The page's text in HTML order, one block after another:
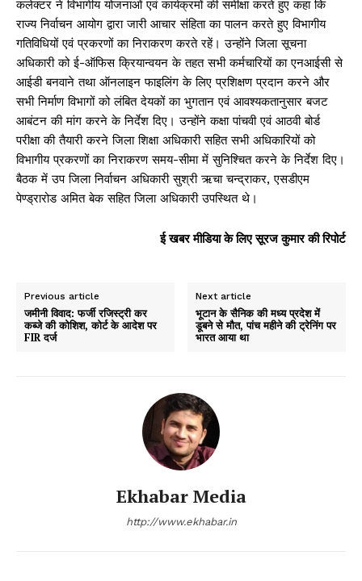
कलेक्टर ने विभागीय योजनाओं एवं कार्यक्रमों की समीक्षा करते हुए कहा कि
राज्य निर्वाचन आयोग द्वारा जारी आचार संहिता का पालन करते हुए विभागीय
गतिविधियों एवं प्रकरणों का निराकरण करते रहें। उन्होंने जिला सूचना
अधिकारी को ई-ऑफिस क्रियान्वयन के तहत सभी कर्मचारियों का एनआईसी से
आईडी बनवाने तथा ऑनलाइन फाइलिंग के लिए प्रशिक्षण प्रदान करने और
सभी निर्माण विभागों को लंबित देयकों का भुगतान एवं आवश्यकतानुसार बजट
आबंटन की मांग करने के निर्देश दिए। उन्होंने कक्षा पांचवी एवं आठवी बोर्ड
परीक्षा की तैयारी करने जिला शिक्षा अधिकारी सहित सभी अधिकारियों को
विभागीय प्रकरणों का निराकरण समय-सीमा में सुनिश्चित करने के निर्देश दिए।
बैठक में उप जिला निर्वाचन अधिकारी सुश्री ऋचा चन्द्राकर, एसडीएम
पेण्ड्रारोड अमित बेक सहित जिला अधिकारी उपस्थित थे।
ई खबर मीडिया के लिए सूरज कुमार की रिपोर्ट
Previous article
जमीनी विवाद: फर्जी रजिस्ट्री कर
कब्जे की कोशिश, कोर्ट के आदेश पर
FIR दर्ज
Next article
भूटान के सैनिक की मध्य प्रदेश में
डूबने से मौत, पांच महीने की ट्रेनिंग पर
भारत आया था
Ekhabar Media
http://www.ekhabar.in